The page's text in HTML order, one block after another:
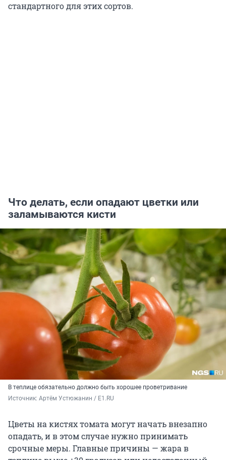
стандартного для этих сортов.
Что делать, если опадают цветки или
заламываются кисти
В теплице обязательно должно быть хорошее проветривание
Источник: Артём Устюжанин / E1.RU
Цветы на кистях томата могут начать внезапно
опадать, и в этом случае нужно принимать
срочные меры. Главные причины — жара в